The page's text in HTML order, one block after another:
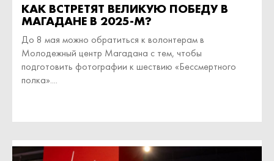
КАК ВСТРЕТЯТ ВЕЛИКУЮ ПОБЕДУ В
МАГАДАНЕ В 2025-М?
До 8 мая можно обратиться к волонтерам в
Молодежный центр Магадана с тем, чтобы
подготовить фотографии к шествию «Бессмертного
полка»....